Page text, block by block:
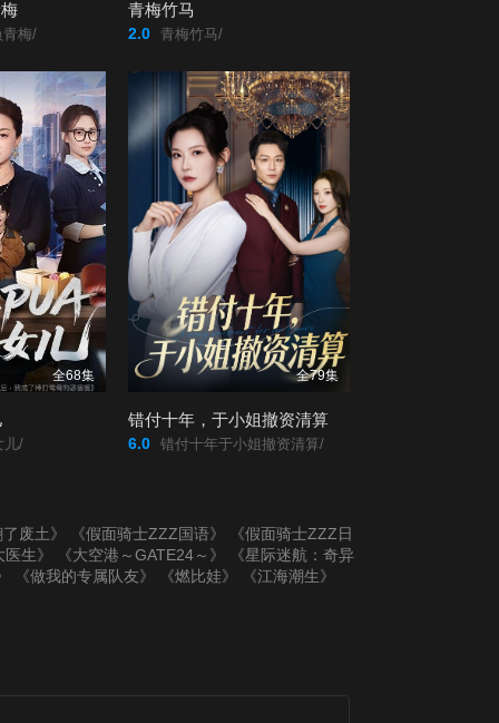
梅/
青梅竹马
2.0 青梅竹马/
全68集
儿/
全79集
错付十年，于小姐撤资清算
6.0 错付十年于小姐撤资清算/
废土》 《假面骑士ZZZ国语》
《假面骑士ZZZ日
生》
《大空港～GATE24～》
《星际迷航：奇异
《做我的专属队友》 《燃比娃》 《江海潮生》